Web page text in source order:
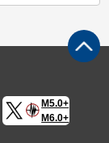
M5.0+
M6.0+